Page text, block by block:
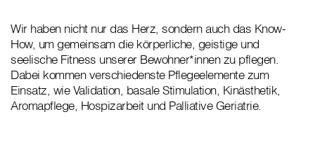
Wir haben nicht nur das Herz, sondern auch das Know-
How, um gemeinsam die körperliche, geistige und
seelische Fitness unserer Bewohner*innen zu pflegen.
Dabei kommen verschiedenste Pflegeelemente zum
Einsatz, wie Validation, basale Stimulation, Kinästhetik,
Aromapflege, Hospizarbeit und Palliative Geriatrie.